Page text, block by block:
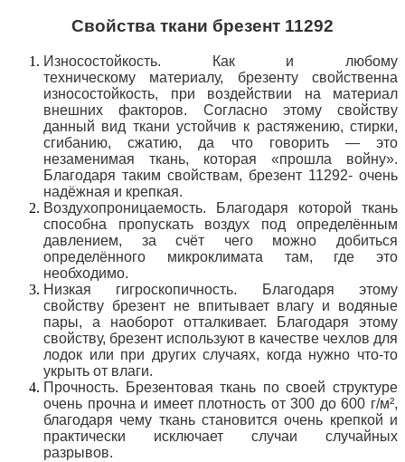
Свойства ткани брезент 11292
Износостойкость. Как и любому
техническому материалу, брезенту свойственна
износостойкость, при воздействии на материал
внешних факторов. Согласно этому свойству
данный вид ткани устойчив к растяжению, стирки,
сгибанию, сжатию, да что говорить — это
незаменимая ткань, которая «прошла войну».
Благодаря таким свойствам, брезент 11292- очень
надёжная и крепкая.
Воздухопроницаемость. Благодаря которой ткань
способна пропускать воздух под определённым
давлением, за счёт чего можно добиться
определённого микроклимата там, где это
необходимо.
Низкая гигроскопичность. Благодаря этому
свойству брезент не впитывает влагу и водяные
пары, а наоборот отталкивает. Благодаря этому
свойству, брезент используют в качестве чехлов для
лодок или при других случаях, когда нужно что-то
укрыть от влаги.
Прочность. Брезентовая ткань по своей структуре
очень прочна и имеет плотность от 300 до 600 г/м²,
благодаря чему ткань становится очень крепкой и
практически исключает случаи случайных
разрывов.